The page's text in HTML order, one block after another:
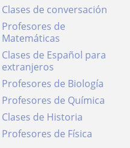
Clases de conversación
Profesores de
Matemáticas
Clases de Español para
extranjeros
Profesores de Biología
Profesores de Química
Clases de Historia
Profesores de Física